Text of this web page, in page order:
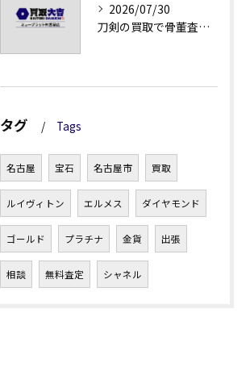
2026/07/30
刀剣の買取で骨董査定の注意点
タグ Tags
名古屋 宝石 名古屋市 買取
ルイヴィトン エルメス ダイヤモンド
ゴールド プラチナ 金貨 出張
相談 無料査定 シャネル